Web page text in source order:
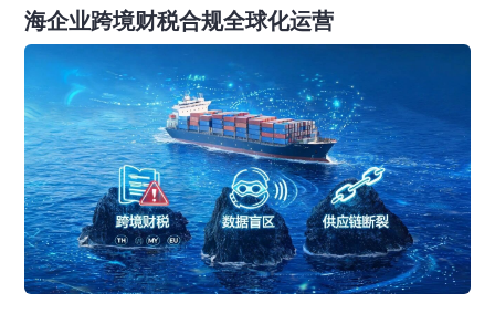
海企业跨境财税合规全球化运营